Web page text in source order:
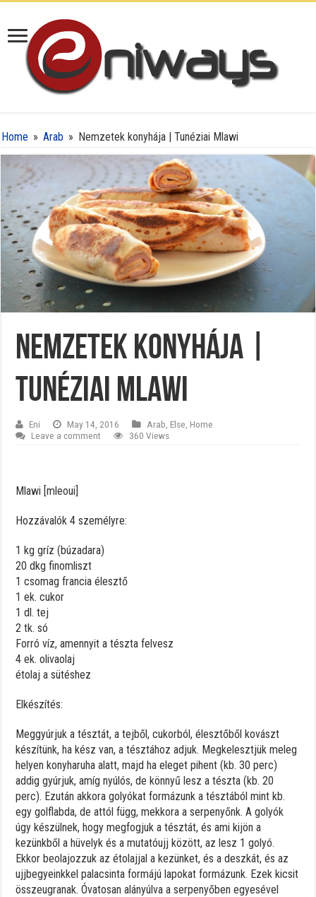
Home » Arab » Nemzetek konyhája | Tunéziai Mlawi
Nemzetek konyhája |
Tunéziai Mlawi
Eni May 14, 2016 Arab Else Home
Leave a comment
360 Views
Mlawi [mleoui]
Hozzávalók 4 személyre:
1 kg gríz (búzadara)
20 dkg finomliszt
1 csomag francia élesztő
1 ek. cukor
1 dl. tej
2 tk. só
Forró víz, amennyit a tészta felvesz
4 ek. olivaolaj
étolaj a sütéshez
Elkészítés:
Meggyúrjuk a tésztát, a tejből, cukorból, élesztőből kovászt
készítünk, ha kész van, a tésztához adjuk. Megkelesztjük meleg
helyen konyharuha alatt, majd ha eleget pihent (kb. 30 perc)
addig gyúrjuk, amíg nyúlós, de könnyű lesz a tészta (kb. 20
perc). Ezután akkora golyókat formázunk a tésztából mint kb.
egy golflabda, de attól függ, mekkora a serpenyőnk. A golyók
úgy készülnek, hogy megfogjuk a tésztát, és ami kijön a
kezünkből a hüvelyk és a mutatóujj között, az lesz 1 golyó.
Ekkor beolajozzuk az étolajjal a kezünket, és a deszkát, és az
ujjbegyeinkkel palacsinta formájú lapokat formázunk. Ezek kicsit
összeugranak. Óvatosan alányúlva a serpenyőben egyesével